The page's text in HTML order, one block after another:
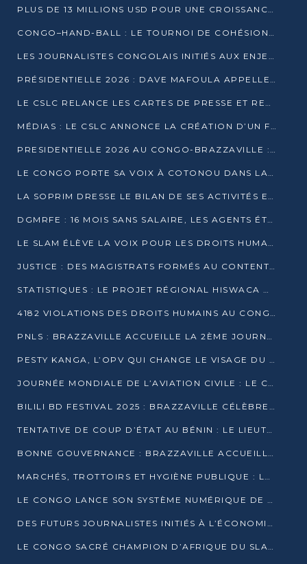
PLUS DE 13 MILLIONS USD POUR UNE CROISSANCE VERTE ET SOUVERAINE
CONGO–HAND-BALL : LE TOURNOI DE COHÉSION ET DE FRATERNITÉ ALLUME SES LAMPIONS À BRAZZAVILLE
LES JOURNALISTES CONGOLAIS INITIÉS AUX ENJEUX DE L’ÉCONOMIE BLEUE
PRÉSIDENTIELLE 2026 : DAVE MAFOULA APPELLE LES CONGOLAIS À UN « NOUVEAU DÉPART »
LE CSLC RELANCE LES CARTES DE PRESSE ET RECONNAÎT OFFICIELLEMENT LES MÉDIAS EN LIGNE
MÉDIAS : LE CSLC ANNONCE LA CRÉATION D’UN FONDS D’APPUI À LA PRESSE
PRESIDENTIELLE 2026 AU CONGO-BRAZZAVILLE : UN CASTING ÉLARGI
LE CONGO PORTE SA VOIX À COTONOU DANS LA LUTTE CONTRE LA TUBERCULOSE
LA SOPRIM DRESSE LE BILAN DE SES ACTIVITÉS ET FIXE DE NOUVELLES PRIORITÉS
DGMRFE : 16 MOIS SANS SALAIRE, LES AGENTS ÉTOUFFENT DANS LE SILENCE
LE SLAM ÉLÈVE LA VOIX POUR LES DROITS HUMAINS À BRAZZAVILLE
JUSTICE : DES MAGISTRATS FORMÉS AU CONTENTIEUX DE LA PROPRIÉTÉ INTELLECTUELLE
STATISTIQUES : LE PROJET RÉGIONAL HISWACA OFFICIELLEMENT LANCÉ AU CONGO
4182 VIOLATIONS DES DROITS HUMAINS AU CONGO EN 2025 SELON LE CAD
PNLS : BRAZZAVILLE ACCUEILLE LA 2ÈME JOURNÉE SCIENTIFIQUE SUR LE VIH/SIDA
PESTY KANGA, L’OPV QUI CHANGE LE VISAGE DU REPORTAGE AU CONGO
JOURNÉE MONDIALE DE L’AVIATION CIVILE : LE CONGO MISE SUR L’INNOVATION ET LA SÉCURITÉ
BILILI BD FESTIVAL 2025 : BRAZZAVILLE CÉLÈBRE DIX ANS DE CRÉATION GRAPHIQUE AFRICAINE
TENTATIVE DE COUP D’ÉTAT AU BÉNIN : LE LIEUTENANT-COLONEL TIGRI S’AUTOPROCLAME CHEF D’UN COMITÉ MILITAIRE
BONNE GOUVERNANCE : BRAZZAVILLE ACCUEILLE LES PREMIÈRES JOURNÉES CONGOLAISES DE L’ÉVALUATION
MARCHÉS, TROTTOIRS ET HYGIÈNE PUBLIQUE : LE GOUVERNEMENT DURCIT LE TON
LE CONGO LANCE SON SYSTÈME NUMÉRIQUE DE VÉRIFICATION DU BOIS
DES FUTURS JOURNALISTES INITIÉS À L’ÉCONOMIE BLEUE DURABLE
LE CONGO SACRÉ CHAMPION D’AFRIQUE DU SLAM 2025